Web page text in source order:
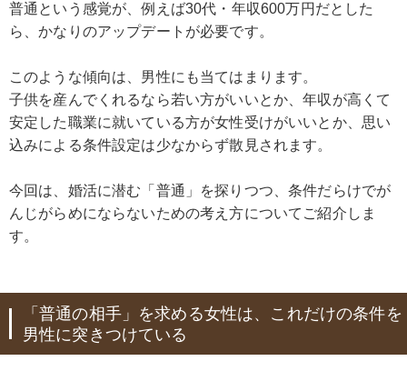
普通という感覚が、例えば30代・年収600万円だとした
ら、かなりのアップデートが必要です。
このような傾向は、男性にも当てはまります。
子供を産んでくれるなら若い方がいいとか、年収が高くて
安定した職業に就いている方が女性受けがいいとか、思い
込みによる条件設定は少なからず散見されます。
今回は、婚活に潜む「普通」を探りつつ、条件だらけでが
んじがらめにならないための考え方についてご紹介しま
す。
「普通の相手」を求める女性は、これだけの条件を
男性に突きつけている